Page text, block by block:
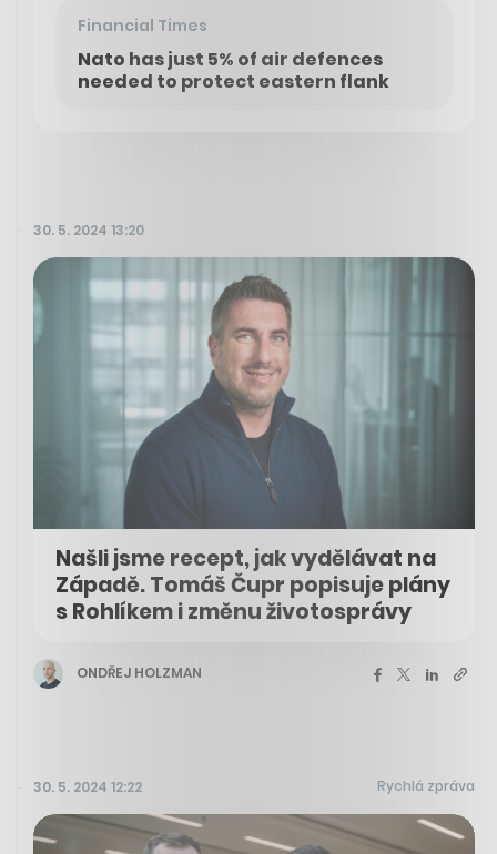
Financial Times
Nato has just 5% of air defences
needed to protect eastern flank
30. 5. 2024 13:20
Našli jsme recept, jak vydělávat na
Západě. Tomáš Čupr popisuje plány
s Rohlíkem i změnu životosprávy
ONDŘEJ HOLZMAN
30. 5. 2024 12:22 Rychlá zpráva